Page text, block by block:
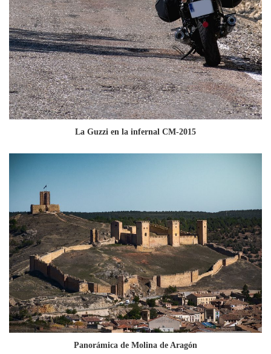
La Guzzi en la infernal CM-2015
Panorámica de Molina de Aragón